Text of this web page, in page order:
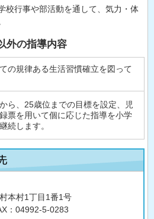
校行事や部活動を通して、気力・体
外の指導内容
の規律ある生活習慣確立を図って
ら、25歳位までの目標を設定、児
票を用いて個に応じた指導を小学
続します。
本村1丁目1番1号
：04992-5-0283